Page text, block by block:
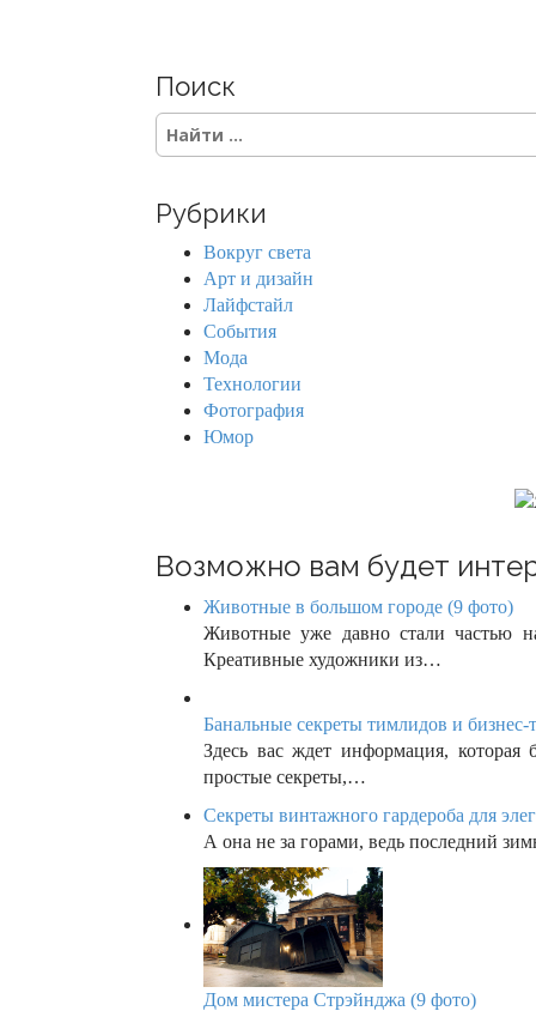
t
s
n
a
o
Поиск
S
e
c
Рубрики
Вокруг света
Арт и дизайн
Лайфстайл
События
Мода
Технологии
Фотография
Юмор
Возможно вам будет
Животные в большом городе (9 фото)
Животные уже давно стали частью
Креативные художники из…
Банальные секреты тимлидов и бизнес-
Здесь вас ждет информация, которая
простые секреты,…
Секреты винтажного гардероба для
А она не за горами, ведь последний
Дом мистера Стрэйнджа (9 фото)